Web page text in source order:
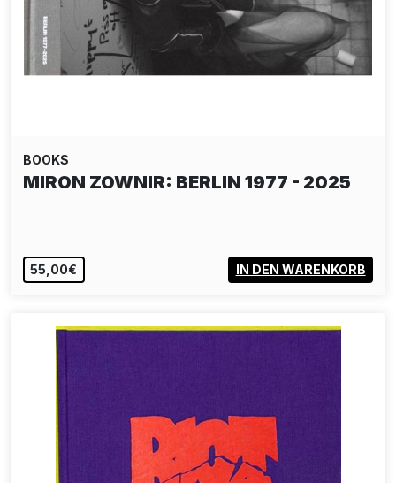
BOOKS
MIRON ZOWNIR: BERLIN 1977 - 2025
55,00€ IN DEN WARENKORB